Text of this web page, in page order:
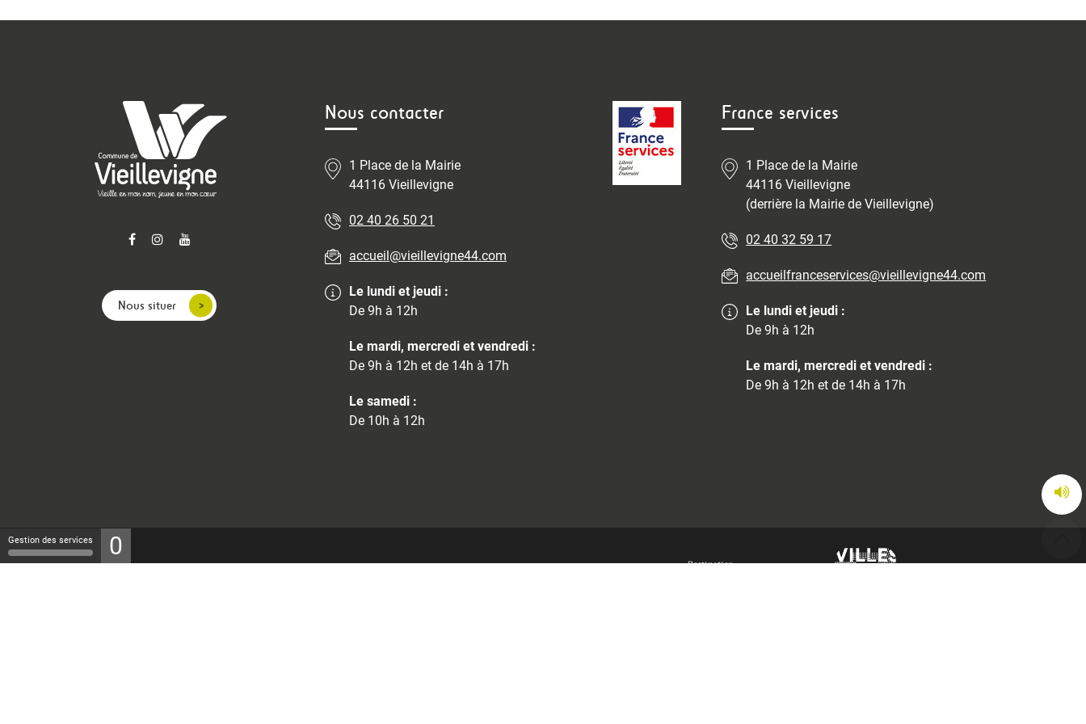
Nous situer
Nous contacter
1 Place de la Mairie
44116 Vieillevigne
02 40 26 50 21
accueil@vieillevigne44.com
Le lundi et jeudi :
De 9h à 12h
Le mardi, mercredi et vendredi :
De 9h à 12h et de 14h à 17h
Le samedi :
De 10h à 12h
France services
1 Place de la Mairie
44116 Vieillevigne
(derrière la Mairie de Vieillevigne)
02 40 32 59 17
accueilfranceservices@vieillevigne44.com
Le lundi et jeudi :
De 9h à 12h
Le mardi, mercredi et vendredi :
De 9h à 12h et de 14h à 17h
Gestion des services 0